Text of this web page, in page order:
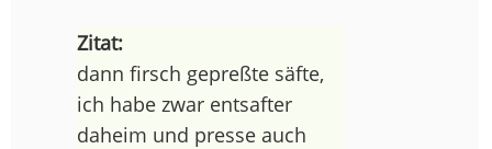
Zitat:
dann firsch gepreßte säfte,
ich habe zwar entsafter
daheim und presse auch